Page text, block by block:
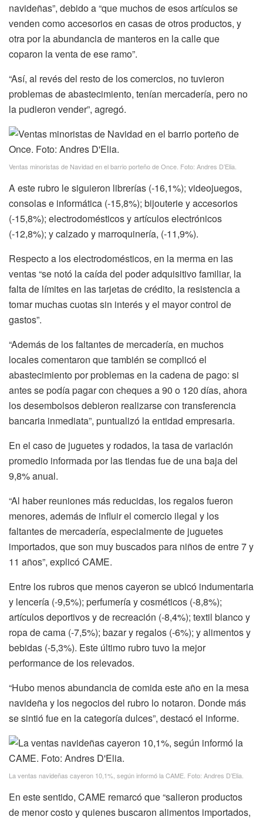
navideñas”, debido a “que muchos de esos artículos se
venden como accesorios en casas de otros productos, y
otra por la abundancia de manteros en la calle que
coparon la venta de ese ramo”.
“Así, al revés del resto de los comercios, no tuvieron
problemas de abastecimiento, tenían mercadería, pero no
la pudieron vender”, agregó.
Ventas minoristas de Navidad en el barrio porteño de Once. Foto: Andres D’Elia.
A este rubro le siguieron librerías (-16,1%); videojuegos,
consolas e informática (-15,8%); bijouterie y accesorios
(-15,8%); electrodomésticos y artículos electrónicos
(-12,8%); y calzado y marroquinería, (-11,9%).
Respecto a los electrodomésticos, en la merma en las
ventas “se notó la caída del poder adquisitivo familiar, la
falta de límites en las tarjetas de crédito, la resistencia a
tomar muchas cuotas sin interés y el mayor control de
gastos”.
“Además de los faltantes de mercadería, en muchos
locales comentaron que también se complicó el
abastecimiento por problemas en la cadena de pago: si
antes se podía pagar con cheques a 90 o 120 días, ahora
los desembolsos debieron realizarse con transferencia
bancaria inmediata”, puntualizó la entidad empresaria.
En el caso de juguetes y rodados, la tasa de variación
promedio informada por las tiendas fue de una baja del
9,8% anual.
“Al haber reuniones más reducidas, los regalos fueron
menores, además de influir el comercio ilegal y los
faltantes de mercadería, especialmente de juguetes
importados, que son muy buscados para niños de entre 7 y
11 años”, explicó CAME.
Entre los rubros que menos cayeron se ubicó indumentaria
y lencería (-9,5%); perfumería y cosméticos (-8,8%);
artículos deportivos y de recreación (-8,4%); textil blanco y
ropa de cama (-7,5%); bazar y regalos (-6%); y alimentos y
bebidas (-5,3%). Este último rubro tuvo la mejor
performance de los relevados.
“Hubo menos abundancia de comida este año en la mesa
navideña y los negocios del rubro lo notaron. Donde más
se sintió fue en la categoría dulces”, destacó el informe.
La ventas navideñas cayeron 10,1%, según informó la CAME. Foto: Andres D’Elia.
En este sentido, CAME remarcó que “salieron productos
de menor costo y quienes buscaron alimentos importados,